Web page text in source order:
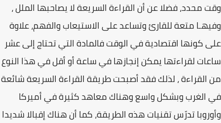
وقت محدد، فضلا عن أن القراءة السريعة لا يصاحبها الملل ،
وفيهـا متعة للقارئ وتساعد على الاستيعاب والفهم، علاوة
على كونها اقتصادية في الوقت فالمادة التي تحتاج إلى عشر
ساعات لقراءتها يمكن إنجازها في ساعة أو أقل في هذا النوع
من القراءة ، لذلك فقد أصبحت طريقة القراءة السريعة شائعة
في الغرب وبشكل واسع وهناك معاهد كثيرة في أميركا
وأوروبا تدرّس تقنيات هذه الطريقة، كما أن هناك إقبالا شديدا